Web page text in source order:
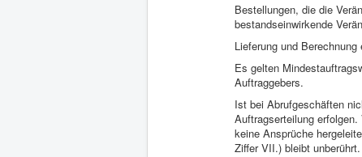
Bestellungen, die die
bestandseinwirkende
Lieferung und
Es gelten
Auftraggebers.
Ist bei Abrufgeschäften
Auftragserteilung
keine Ansprüche
Ziffer VII.) bleibt unberührt.